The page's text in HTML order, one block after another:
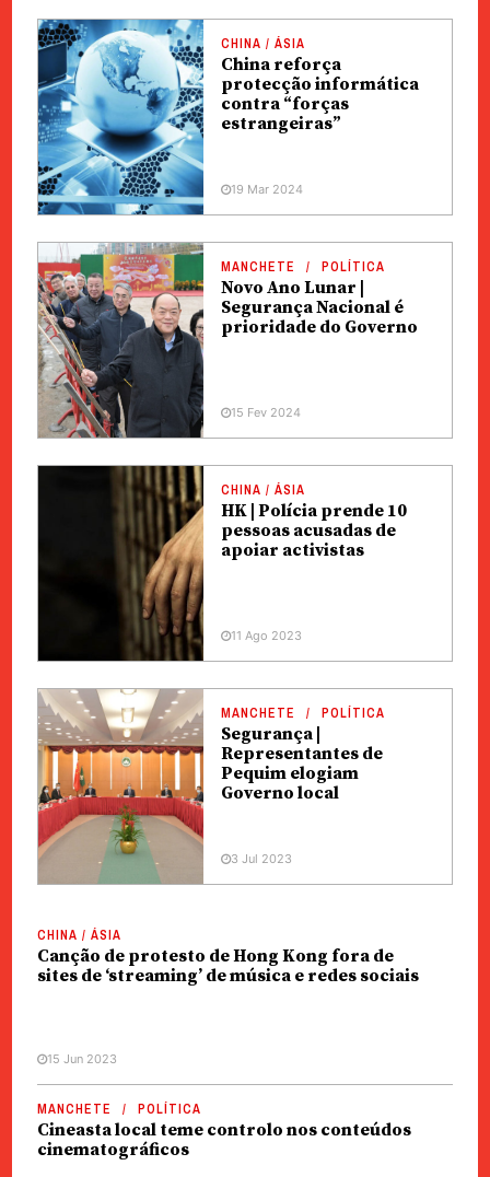
CHINA / ÁSIA
China reforça
protecção informática
contra “forças
estrangeiras”
19 Mar 2024
MANCHETE POLÍTICA
Novo Ano Lunar |
Segurança Nacional é
prioridade do Governo
15 Fev 2024
CHINA / ÁSIA
HK | Polícia prende 10
pessoas acusadas de
apoiar activistas
11 Ago 2023
MANCHETE POLÍTICA
Segurança |
Representantes de
Pequim elogiam
Governo local
3 Jul 2023
CHINA / ÁSIA
Canção de protesto de Hong Kong fora de
sites de ‘streaming’ de música e redes sociais
15 Jun 2023
MANCHETE POLÍTICA
Cineasta local teme controlo nos conteúdos
cinematográficos